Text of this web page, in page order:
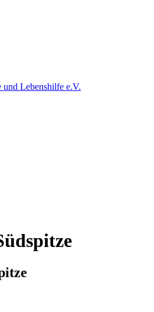
und Lebenshilfe e.V.